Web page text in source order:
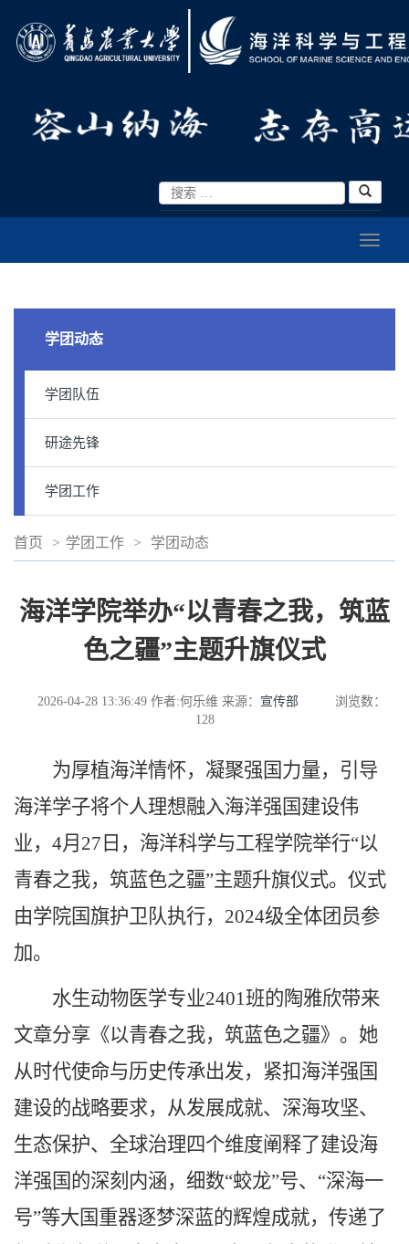
学团动态
学团队伍
研途先锋
学团工作
首页 > 学团工作 > 学团动态
海洋学院举办“以青春之我，筑蓝
色之疆”主题升旗仪式
2026-04-28 13:36:49 作者:何乐维 来源： 宣传部
浏览数：
128
为厚植海洋情怀，凝聚强国力量，引导
海洋学子将个人理想融入海洋强国建设伟
业，4月27日，海洋科学与工程学院举行“以
青春之我，筑蓝色之疆”主题升旗仪式。仪式
由学院国旗护卫队执行，2024级全体团员参
加。
水生动物医学专业2401班的陶雅欣带来
文章分享《以青春之我，筑蓝色之疆》。她
从时代使命与历史传承出发，紧扣海洋强国
建设的战略要求，从发展成就、深海攻坚、
生态保护、全球治理四个维度阐释了建设海
洋强国的深刻内涵，细数“蛟龙”号、“深海一
号”等大国重器逐梦深蓝的辉煌成就，传递了